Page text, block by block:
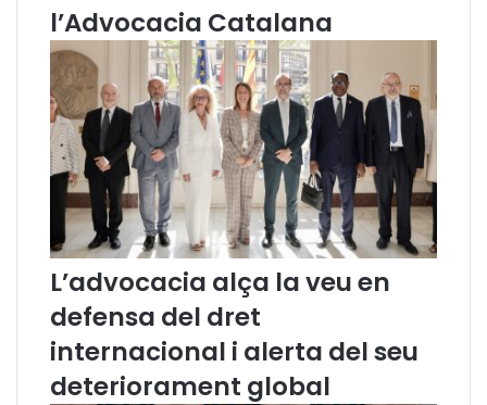
n
o
l
ò
i
q
u
e
s
?
l’Advocacia Catalana
L’advocacia alça la veu en
defensa del dret
internacional i alerta del seu
deteriorament global